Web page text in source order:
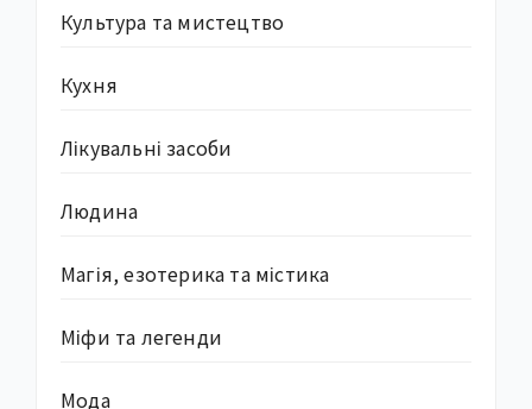
Культура та мистецтво
Кухня
Лікувальні засоби
Людина
Магія, езотерика та містика
Міфи та легенди
Мода